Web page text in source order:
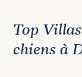
Top
chiens à